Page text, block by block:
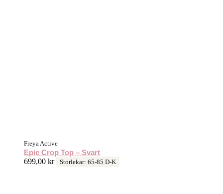
Freya Active
Epic Crop Top – Svart
699,00 kr Storlekar: 65-85 D-K